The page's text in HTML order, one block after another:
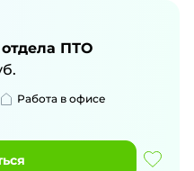
ПТО
Работа в офисе